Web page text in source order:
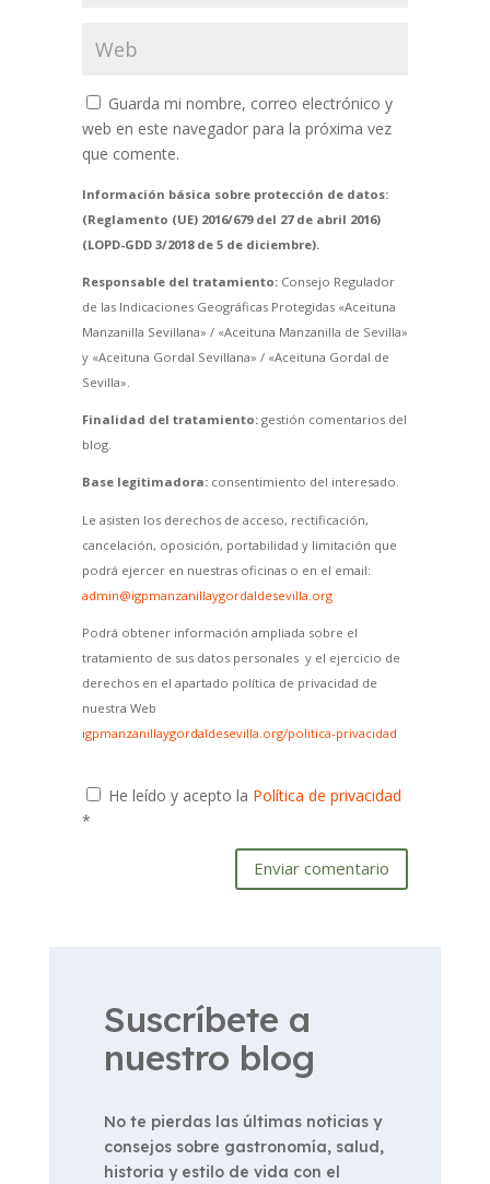
Guarda mi nombre, correo electrónico y
web en este navegador para la próxima vez
que comente.
Información básica sobre protección de datos:
(Reglamento (UE) 2016/679 del 27 de abril 2016)
(LOPD-GDD 3/2018 de 5 de diciembre).
Responsable del tratamiento:Consejo Regulador
de las Indicaciones Geográficas Protegidas «Aceituna
Manzanilla Sevillana» / «Aceituna Manzanilla de Sevilla»
y «Aceituna Gordal Sevillana» / «Aceituna Gordal de
Sevilla».
Finalidad del tratamiento:gestión comentarios del
blog.
Base legitimadora:consentimiento del interesado.
Le asisten los derechos de acceso, rectificación,
cancelación, oposición, portabilidad y limitación que
podrá ejercer en nuestras oficinas o en el email:
admin@igpmanzanillaygordaldesevilla.org
Podrá obtener información ampliada sobre el
tratamiento de sus datos personales y el ejercicio de
derechos en el apartado política de privacidad de
nuestra Web
igpmanzanillaygordaldesevilla.org/politica-privacidad
He leído y acepto la Política de privacidad
*
Enviar comentario
Suscríbete a
nuestro blog
No te pierdas las últimas noticias y
consejos sobre gastronomía, salud,
historia y estilo de vida con el